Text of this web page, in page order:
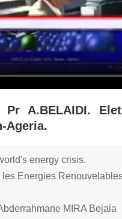
A.BELAIDI.
Ageria.
energy crisis.
Energies
MIRA Bejaia